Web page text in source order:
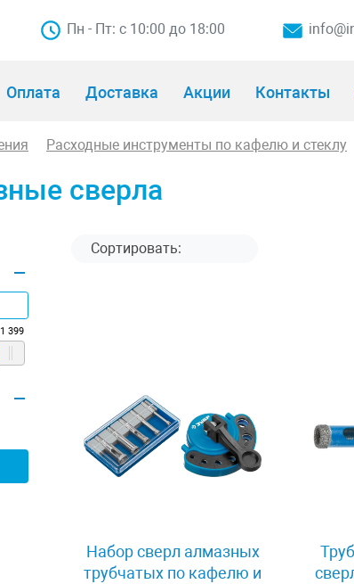
Пн - Пт: с 10:00 до 18:00
Оплата Доставка Акции Контакты
Расходные инструменты по кафелю и стеклу
сверла
1 399
Набор сверл алмазных
трубчатых по кафелю и